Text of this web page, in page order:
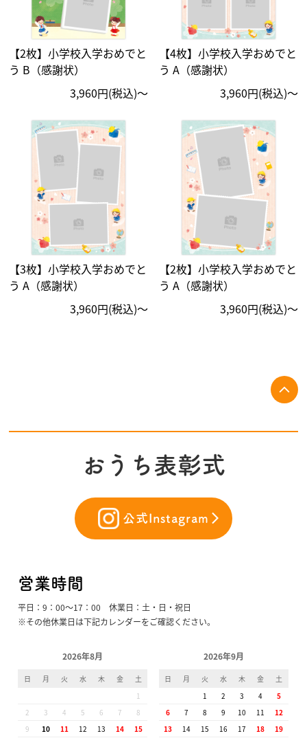
【2枚】小学校入学おめでと
う B（感謝状）
3,960円(税込)〜
【4枚】小学校入学おめでと
う A（感謝状）
3,960円(税込)〜
【3枚】小学校入学おめでと
う A（感謝状）
3,960円(税込)〜
【2枚】小学校入学おめでと
う A（感謝状）
3,960円(税込)〜
おうち表彰式
公式Instagram
営業時間
平日：9：00〜17：00 休業日：土・日・祝日
※その他休業日は下記カレンダーをご確認ください。
2026年8月
日 月 火 水 木 金
土
1
2
3 4 5 6 7
8
9
10 11 12 13 14 15
2026年9月
日 月 火 水 木 金
土
1
2 3 4
5
6
7 8 9 10 11
12
13
14 15 16 17 18 19